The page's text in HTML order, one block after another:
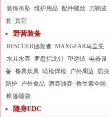
装饰吊坠 维护用品 配件螺丝
刀鞘皮
套 其它
野营装备
RESCUER拯救者 MAXGEAR马盖先
水具水壶 罗盘指北针 望远镜 电器设
备 餐具炊具 喷枪焊枪 户外周边
防身
防护
户外食品 酒壶油壶 救生索伞绳
帐篷睡袋
随身EDC